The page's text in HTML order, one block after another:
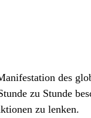
des
zu Stunde
zu lenken.